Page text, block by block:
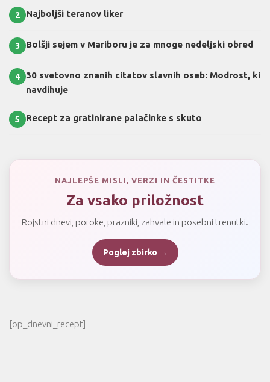
2 Najboljši teranov liker
3 Bolšji sejem v Mariboru je za mnoge nedeljski obred
4
30 svetovno znanih citatov slavnih oseb: Modrost, ki
navdihuje
5 Recept za gratinirane palačinke s skuto
NAJLEPŠE MISLI, VERZI IN ČESTITKE
Za vsako priložnost
Rojstni dnevi, poroke, prazniki, zahvale in posebni trenutki.
Poglej zbirko →
[op_dnevni_recept]